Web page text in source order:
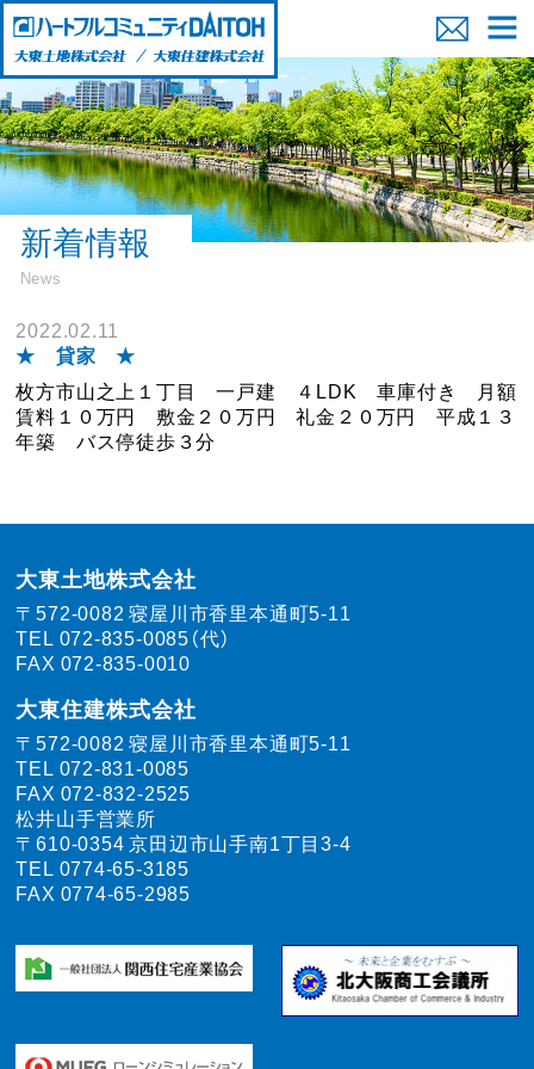
新着情報
News
2022.02.11
★ 貸家 ★
枚方市山之上１丁目 一戸建 ４LDK 車庫付き 月額
賃料１０万円 敷金２０万円 礼金２０万円 平成１３
年築 バス停徒歩３分
大東土地株式会社
〒572-0082寝屋川市香里本通町5-11
TEL 072-835-0085（代）
FAX 072-835-0010
大東住建株式会社
〒572-0082寝屋川市香里本通町5-11
TEL 072-831-0085
FAX 072-832-2525
松井山手営業所
〒610-0354京田辺市山手南1丁目3-4
TEL 0774-65-3185
FAX 0774-65-2985